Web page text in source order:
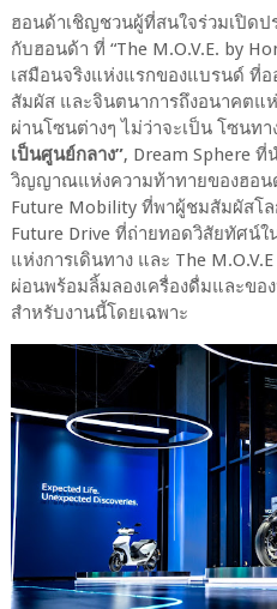
ฮอนด้าเชิญชวนผู้ที่สนใจร่วมเปิด
กับฮอนด้า ที่ “The M.O.V.E. by
เสมือนจริงแห่งแรกของแบรนด์ ที่
สัมผัส และจินตนาการถึงอนาคตแ
ผ่านโซนต่างๆ ไม่ว่าจะเป็น โซนท
เป็นศูนย์กลาง”, Dream Sphere
วิญญาณแห่งความท้าทายของฮอน
Future Mobility ที่พาผู้ชมสัมผัสโล
Future Drive ที่ถ่ายทอดวิสัยทัศน์
แห่งการเดินทาง และ The
ผ่อนพร้อมลิ้มลองเครื่องดื่มและขอ
สำหรับงานนี้โดยเฉพาะ